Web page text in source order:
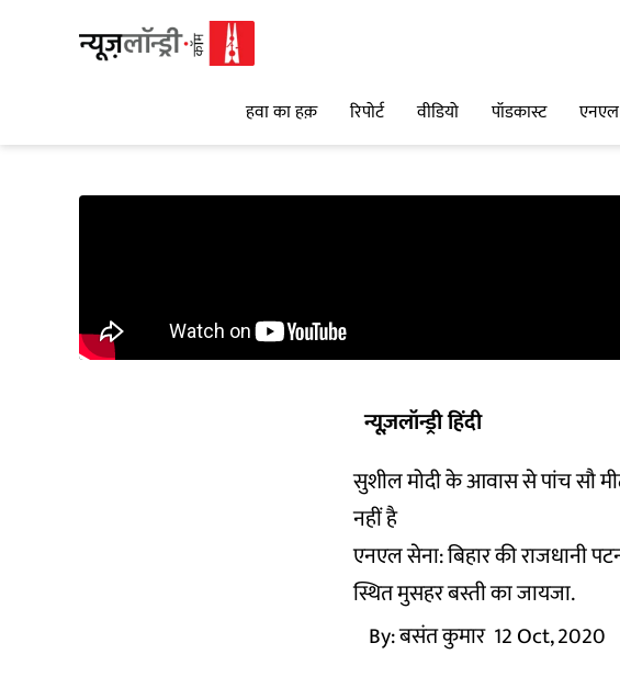
हवा का हक़ रिपोर्ट वीडियो पॉडकास्ट
न्यूज़लॉन्ड्री हिंदी
सुशील मोदी के आवास से पांच सौ
नहीं है
एनएल सेना: बिहार की राजधानी
स्थित मुसहर बस्ती का जायजा.
By:बसंत कुमार 12 Oct, 2020